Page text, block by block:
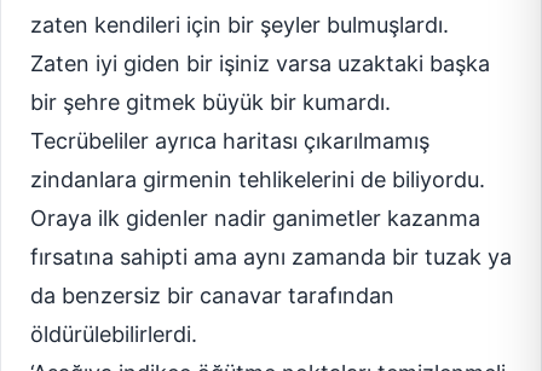
zaten kendileri için bir şeyler bulmuşlardı.
Zaten iyi giden bir işiniz varsa uzaktaki başka
bir şehre gitmek büyük bir kumardı.
Tecrübeliler ayrıca haritası çıkarılmamış
zindanlara girmenin tehlikelerini de biliyordu.
Oraya ilk gidenler nadir ganimetler kazanma
fırsatına sahipti ama aynı zamanda bir tuzak ya
da benzersiz bir canavar tarafından
öldürülebilirlerdi.